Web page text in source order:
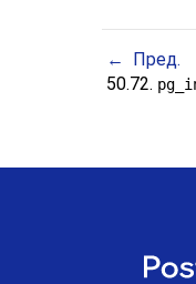
Пред.
50.72.